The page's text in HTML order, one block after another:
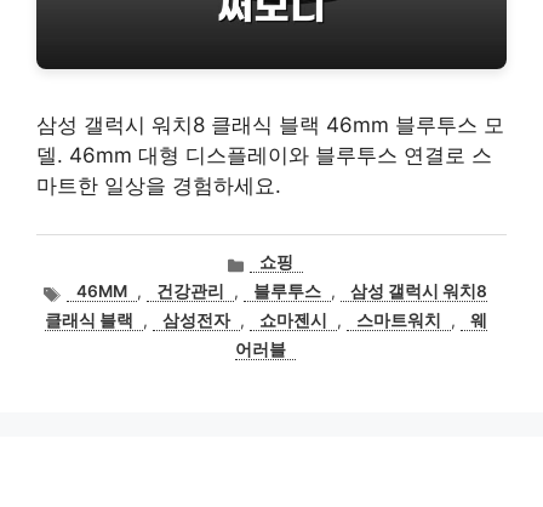
삼성 갤럭시 워치8 클래식 블랙 46mm 블루투스 모
델. 46mm 대형 디스플레이와 블루투스 연결로 스
마트한 일상을 경험하세요.
카
테
고
리
쇼핑
태
그
46MM , 건강관리 , 블루투스 ,
삼성 갤럭시 워치8
클래식 블랙
, 삼성전자 , 쇼마젠시 , 스마트워치 ,
웨
어러블